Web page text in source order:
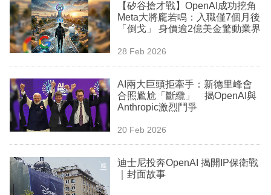
職
場
生
時
事
欄
訂
【矽谷搶才戰】OpenAI成功挖角
Meta大將龐若鳴：入職僅7個月後
「倒戈」 身價逾2億美金驚動業界
28 Feb 2026
AI兩大巨頭拒牽手：新德里峰會
合照尷尬「斷纜」 揭OpenAI與
Anthropic激烈鬥爭
20 Feb 2026
迪士尼投奔OpenAI 揭開IP保衛戰
｜封面故事